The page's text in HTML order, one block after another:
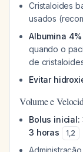
Cristaloides
usados
Albumina
quando o
de
Evitar
Volume e
Bolus inicial:
3 horas
1,2